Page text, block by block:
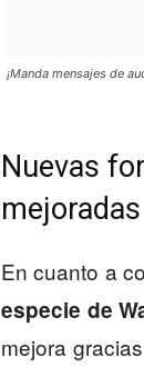
¡Manda mensajes de
Nuevas
mejoradas
En cuanto a
especie de
mejora